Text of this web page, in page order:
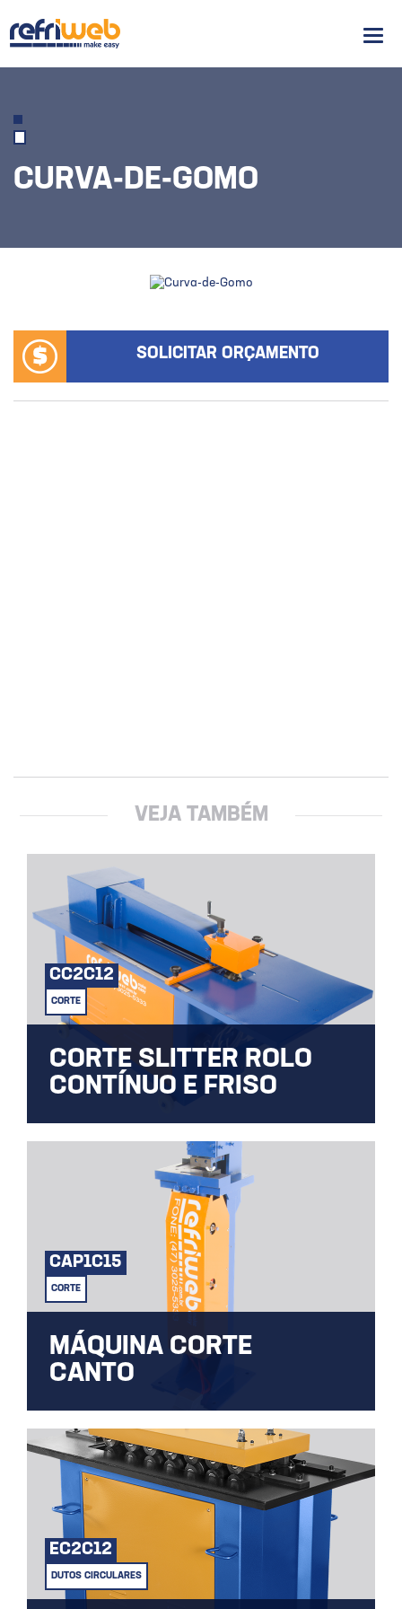
CURVA-DE-GOMO
SOLICITAR ORÇAMENTO
VEJA TAMBÉM
CC2C12
CORTE
CORTE SLITTER ROLO
CONTÍNUO E FRISO
Slitter por rolo com régua
CAP1C15
CORTE
MÁQUINA CORTE
CANTO
diversas aplicações.
EC2C12
DUTOS CIRCULARES